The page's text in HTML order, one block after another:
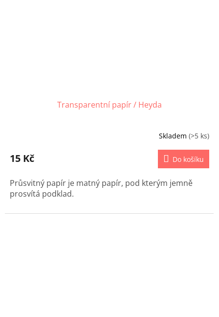
Transparentní papír / Heyda
Skladem (>5 ks)
15 Kč Do košíku
Průsvitný papír je matný papír, pod kterým jemně
prosvítá podklad.